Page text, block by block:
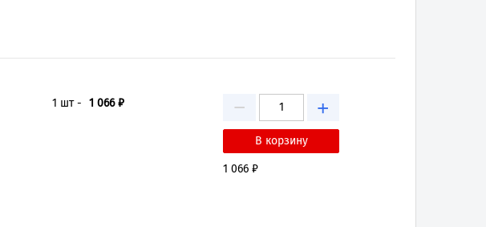
1 шт - 1 066 ₽ − +
1 066 ₽